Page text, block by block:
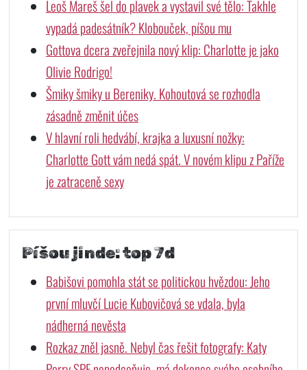
Leoš Mareš šel do plavek a vystavil své tělo: Takhle
vypadá padesátník? Klobouček, píšou mu
Gottova dcera zveřejnila nový klip: Charlotte je jako
Olivie Rodrigo!
Šmiky šmiky u Bereniky. Kohoutová se rozhodla
zásadně změnit účes
V hlavní roli hedvábí, krajka a luxusní nožky:
Charlotte Gott vám nedá spát. V novém klipu z Paříže
je zatraceně sexy
Píšou jinde: top 7d
Babišovi pomohla stát se politickou hvězdou: Jeho
první mluvčí Lucie Kubovičová se vdala, byla
nádherná nevěsta
Rozkaz zněl jasně. Nebyl čas řešit fotografy: Katy